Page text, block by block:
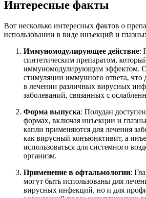
Интересные факты
Вот несколько интересных фактов о
использовании в виде инъекций и
Иммуномодулирующее действие:
синтетическим препаратом,
иммуномодулирующим эффектом.
стимуляции иммунного ответа, что
в лечении различных вирусных
заболеваний, связанных с
Форма выпуска: Полудан
формах, включая инъекции и
капли применяются для лечения
как вирусный конъюнктивит, а
использоваться для системного
организм.
Применение в офтальмологии:
могут быть использованы для
вирусных инфекций, но и для